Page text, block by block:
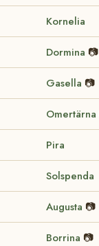
Kornelia
Dormina 📷
Gasella 📷
Omertärna
Pira
Solspenda
Augusta 📷
Borrina 📷